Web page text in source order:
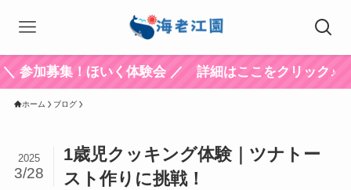
集！ほいく体験会 ／ 詳細はここをクリック♪
ホーム ブログ
1歳児クッキング体験｜ツナトー
スト作りに挑戦！
2025
3/28